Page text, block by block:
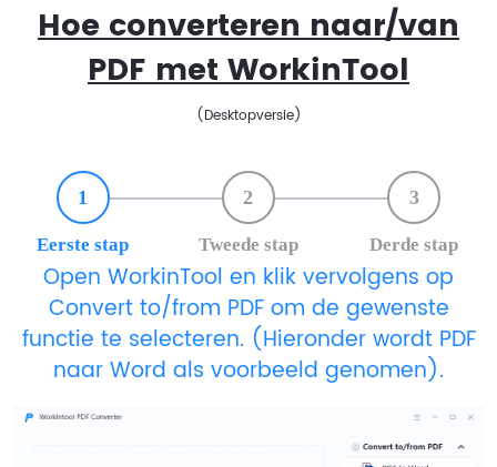
Hoe converteren naar/van
PDF met WorkinTool
(Desktopversie)
1
Eerste stap
2
Tweede stap
3
Derde stap
Open WorkinTool en klik vervolgens op
Convert to/from PDF om de gewenste
functie te selecteren. (Hieronder wordt PDF
naar Word als voorbeeld genomen).